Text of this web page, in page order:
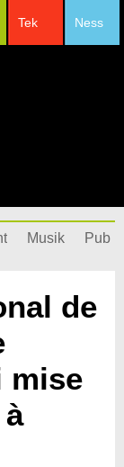
Ness
Tek
Musik Pub
de
mise